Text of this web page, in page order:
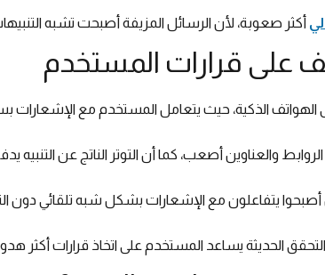
أكثر صعوبة، لأن الرسائل المزيفة أصبحت تشبه
على قرارات المستخدم
الذكية، حيث يتعامل المستخدم مع الإشعارات
والعناوين أصعب، كما أن التوتر الناتج عن
أصبحوا يتفاعلون مع الإشعارات بشكل شبه تلقائي دون
الحديثة يساعد المستخدم على اتخاذ قرارات أكثر